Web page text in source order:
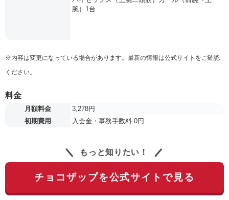
腕）1台
※内容は変更になっている場合があります。最新の情報は公式サイトをご確認
ください。
料金
月額料金
3,278円
初期費用
入会金・事務手数料 0円
もっと知りたい！
チョコザップを公式サイトで見る